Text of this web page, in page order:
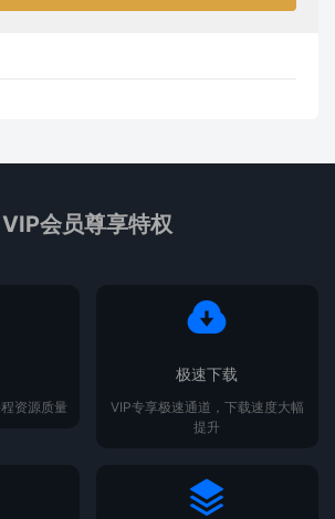
VIP会员尊享特权
资源质量
极速下载
VIP专享极速通道，下载速度大幅
提升